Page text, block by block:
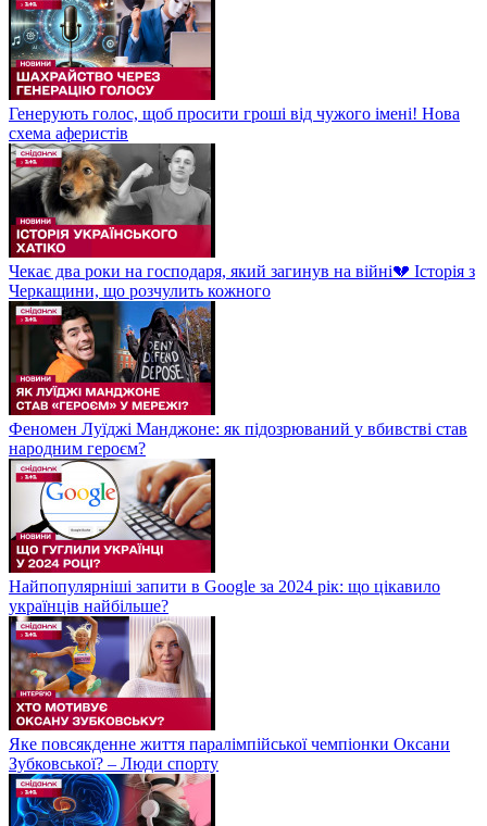
Генерують голос, щоб просити гроші від чужого імені! Нова
схема аферистів
Чекає два роки на господаря, який загинув на війні💔 Історія з
Черкащини, що розчулить кожного
Феномен Луїджі Манджоне: як підозрюваний у вбивстві став
народним героєм?
Найпопулярніші запити в Google за 2024 рік: що цікавило
українців найбільше?
Яке повсякденне життя паралімпійської чемпіонки Оксани
Зубковської? – Люди спорту